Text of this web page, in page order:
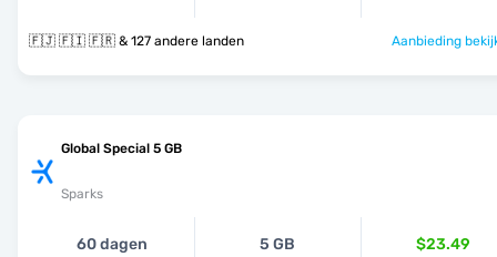
🇫🇯 🇫🇮 🇫🇷 & 127 andere landen Aanbieding
Global Special 5 GB
Sparks
60 dagen 5 GB $23.49